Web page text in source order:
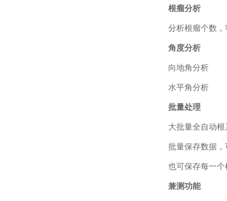
根瘤分析
分析根瘤个数
角度分析
向地角分析
水平角分析
批量处理
大批量全自动根
批量保存数据
也可保存每一
兼测功能